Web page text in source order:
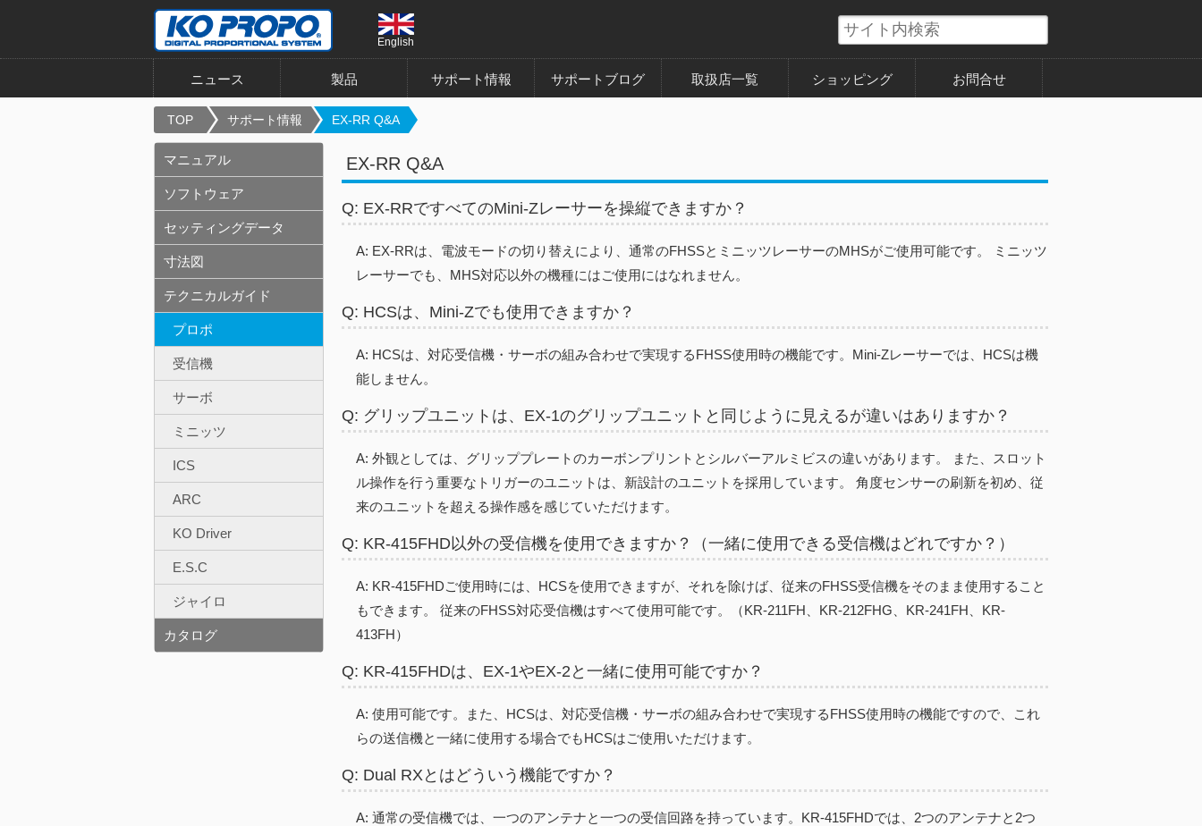
English
ニュース 製品 サポート情報 サポートブログ 取扱店一覧 ショッピング お問合せ
TOP サポート情報 EX-RR Q&A
EX-RR Q&A
Q: EX-RRですべてのMini-Zレーサーを操縦できますか？
A: EX-RRは、電波モードの切り替えにより、通常のFHSSとミニッツレーサーのMHSがご使用可能です。 ミニッツ
レーサーでも、MHS対応以外の機種にはご使用にはなれません。
Q: HCSは、Mini-Zでも使用できますか？
A: HCSは、対応受信機・サーボの組み合わせで実現するFHSS使用時の機能です。Mini-Zレーサーでは、HCSは機
能しません。
Q: グリップユニットは、EX-1のグリップユニットと同じように見えるが違いはありますか？
A: 外観としては、グリッププレートのカーボンプリントとシルバーアルミビスの違いがあります。 また、スロット
ル操作を行う重要なトリガーのユニットは、新設計のユニットを採用しています。 角度センサーの刷新を初め、従
来のユニットを超える操作感を感じていただけます。
Q: KR-415FHD以外の受信機を使用できますか？（一緒に使用できる受信機はどれですか？）
A: KR-415FHDご使用時には、HCSを使用できますが、それを除けば、従来のFHSS受信機をそのまま使用すること
もできます。 従来のFHSS対応受信機はすべて使用可能です。（KR-211FH、KR-212FHG、KR-241FH、KR-
413FH）
Q: KR-415FHDは、EX-1やEX-2と一緒に使用可能ですか？
A: 使用可能です。また、HCSは、対応受信機・サーボの組み合わせで実現するFHSS使用時の機能ですので、これ
らの送信機と一緒に使用する場合でもHCSはご使用いただけます。
Q: Dual RXとはどういう機能ですか？
A: 通常の受信機では、一つのアンテナと一つの受信回路を持っています。KR-415FHDでは、2つのアンテナと2つ
マニュアル
ソフトウェア
セッティングデータ
寸法図
テクニカルガイド
プロポ
受信機
サーボ
ミニッツ
ICS
ARC
KO Driver
E.S.C
ジャイロ
カタログ